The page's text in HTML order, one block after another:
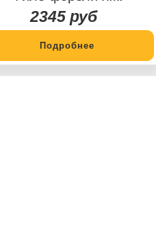
2345 руб
Подробнее